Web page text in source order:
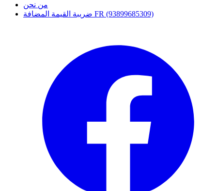
من نحن
ضريبة القيمة المضافة FR (93899685309)